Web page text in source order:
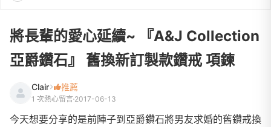
將長輩的愛心延續~ 『A&J Collection
亞爵鑽石』 舊換新訂製款鑽戒 項鍊
Clair 推薦
1 次熱心留言 2017-06-13
今天想要分享的是前陣子到亞爵鑽石將男友求婚的舊鑽戒換